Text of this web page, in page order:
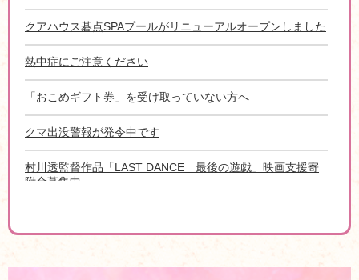
クアハウス碁点SPAプールがリニューアルオープンしました
熱中症にご注意ください
「おこめギフト券」を受け取っていない方へ
クマ出没警報が発令中です
村川透監督作品「LAST DANCE 最後の遊戯」映画支援寄
附金募集中
ります
住宅の新築・改築及び住宅を購入した場合に補助します。